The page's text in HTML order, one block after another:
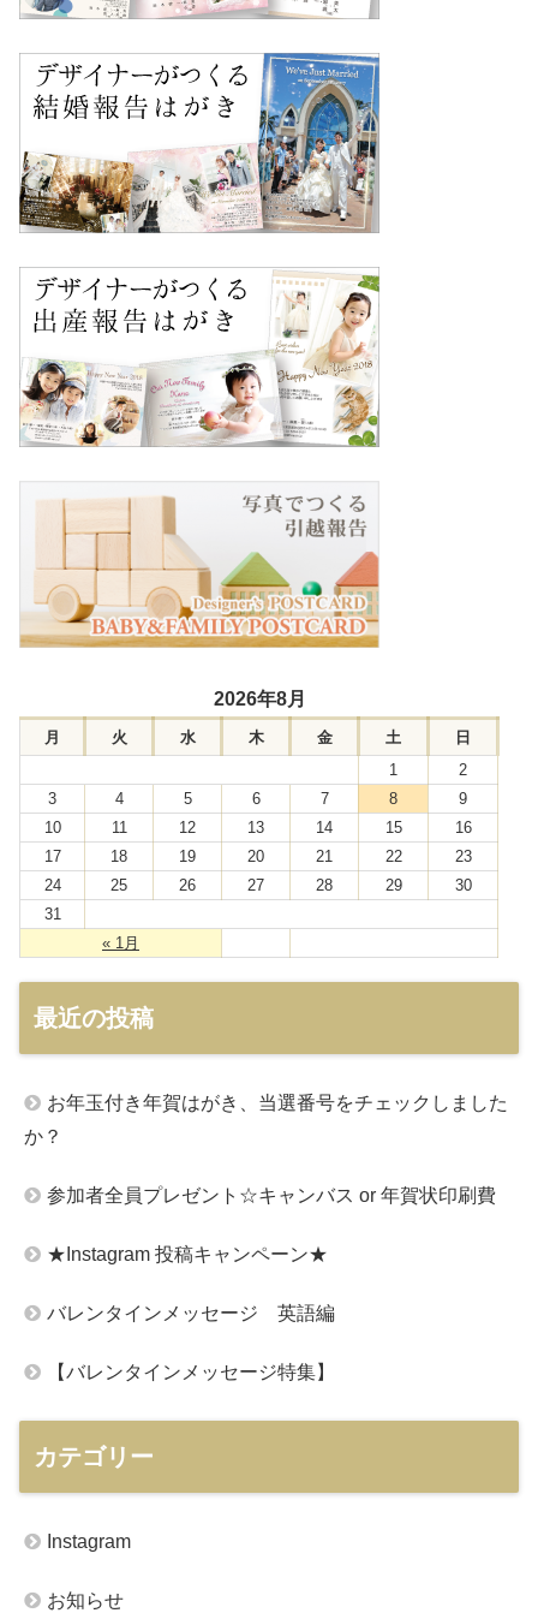
2026年8月
月 火 水 木 金 土 日
« 1月
1
2
3
4 5 6 7 8
9
10
11 12 13 14 15
16
17
18 19 20 21 22
23
24
25 26 27 28 29
30
31
最近の投稿
お年玉付き年賀はがき、当選番号をチェックしました
か？
参加者全員プレゼント☆キャンバス or 年賀状印刷費
★Instagram 投稿キャンペーン★
バレンタインメッセージ 英語編
【バレンタインメッセージ特集】
カテゴリー
Instagram
お知らせ